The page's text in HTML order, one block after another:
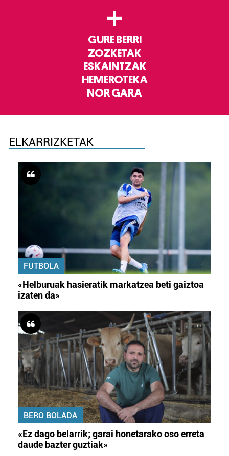
+
GURE BERRI
ZOZKETAK
ESKAINTZAK
HEMEROTEKA
NOR GARA
ELKARRIZKETAK
FUTBOLA
«Helburuak hasieratik markatzea beti gaiztoa
izaten da»
BERO BOLADA
«Ez dago belarrik; garai honetarako oso erreta
daude bazter guztiak»